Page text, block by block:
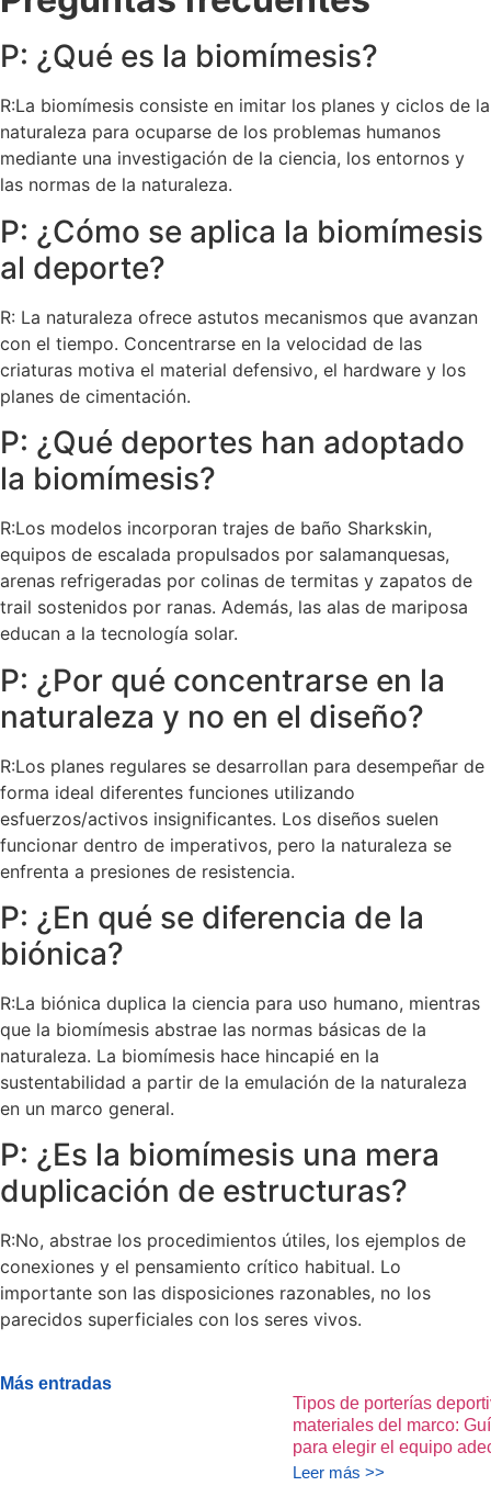
P: ¿Qué es la biomímesis?
R:La biomímesis consiste en imitar los planes y ciclos de la
naturaleza para ocuparse de los problemas humanos
mediante una investigación de la ciencia, los entornos y
las normas de la naturaleza.
P: ¿Cómo se aplica la biomímesis
al deporte?
R: La naturaleza ofrece astutos mecanismos que avanzan
con el tiempo. Concentrarse en la velocidad de las
criaturas motiva el material defensivo, el hardware y los
planes de cimentación.
P: ¿Qué deportes han adoptado
la biomímesis?
R:Los modelos incorporan trajes de baño Sharkskin,
equipos de escalada propulsados por salamanquesas,
arenas refrigeradas por colinas de termitas y zapatos de
trail sostenidos por ranas. Además, las alas de mariposa
educan a la tecnología solar.
P: ¿Por qué concentrarse en la
naturaleza y no en el diseño?
R:Los planes regulares se desarrollan para desempeñar de
forma ideal diferentes funciones utilizando
esfuerzos/activos insignificantes. Los diseños suelen
funcionar dentro de imperativos, pero la naturaleza se
enfrenta a presiones de resistencia.
P: ¿En qué se diferencia de la
biónica?
R:La biónica duplica la ciencia para uso humano, mientras
que la biomímesis abstrae las normas básicas de la
naturaleza. La biomímesis hace hincapié en la
sustentabilidad a partir de la emulación de la naturaleza
en un marco general.
P: ¿Es la biomímesis una mera
duplicación de estructuras?
R:No, abstrae los procedimientos útiles, los ejemplos de
conexiones y el pensamiento crítico habitual. Lo
importante son las disposiciones razonables, no los
parecidos superficiales con los seres vivos.
Más entradas
Tipos de porterías
materiales del marco:
para elegir el equipo
Leer más >>